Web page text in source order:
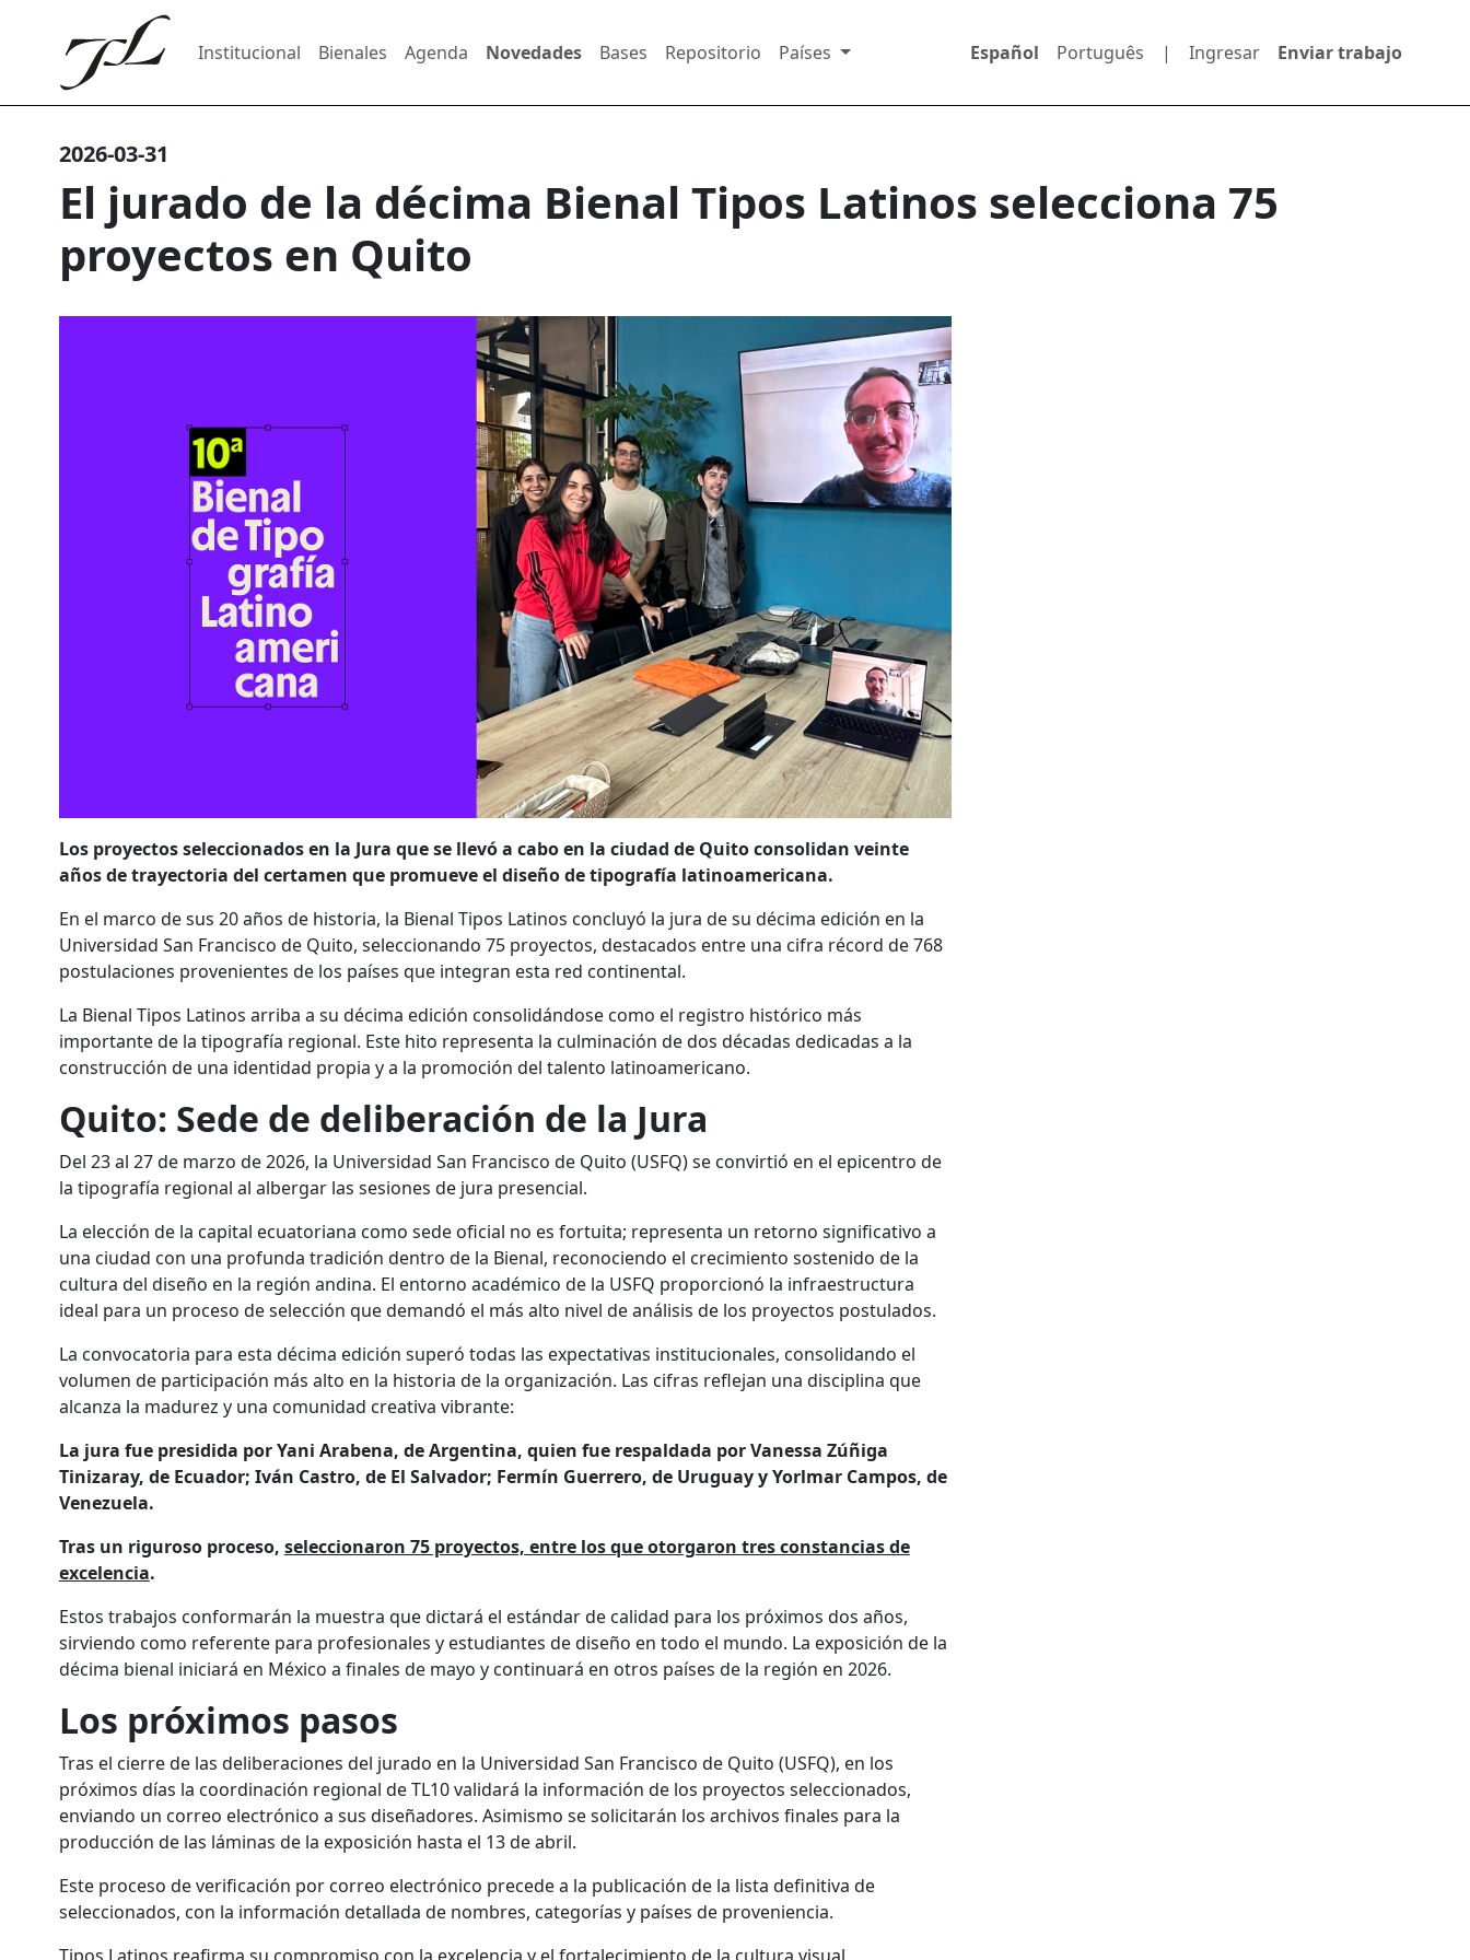
Institucional Bienales Agenda Novedades Bases Repositorio Países Español Português | Ingresar Enviar trabajo
2026-03-31
El jurado de la décima Bienal Tipos Latinos selecciona 75
proyectos en Quito
Los proyectos seleccionados en la Jura que se llevó a cabo en la ciudad de Quito consolidan veinte
años de trayectoria del certamen que promueve el diseño de tipografía latinoamericana.
En el marco de sus 20 años de historia, la Bienal Tipos Latinos concluyó la jura de su décima edición en la
Universidad San Francisco de Quito, seleccionando 75 proyectos, destacados entre una cifra récord de 768
postulaciones provenientes de los países que integran esta red continental.
La Bienal Tipos Latinos arriba a su décima edición consolidándose como el registro histórico más
importante de la tipografía regional. Este hito representa la culminación de dos décadas dedicadas a la
construcción de una identidad propia y a la promoción del talento latinoamericano.
Quito: Sede de deliberación de la Jura
Del 23 al 27 de marzo de 2026, la Universidad San Francisco de Quito (USFQ) se convirtió en el epicentro de
la tipografía regional al albergar las sesiones de jura presencial.
La elección de la capital ecuatoriana como sede oficial no es fortuita; representa un retorno significativo a
una ciudad con una profunda tradición dentro de la Bienal, reconociendo el crecimiento sostenido de la
cultura del diseño en la región andina. El entorno académico de la USFQ proporcionó la infraestructura
ideal para un proceso de selección que demandó el más alto nivel de análisis de los proyectos postulados.
La convocatoria para esta décima edición superó todas las expectativas institucionales, consolidando el
volumen de participación más alto en la historia de la organización. Las cifras reflejan una disciplina que
alcanza la madurez y una comunidad creativa vibrante:
La jura fue presidida por Yani Arabena, de Argentina, quien fue respaldada por Vanessa Zúñiga
Tinizaray, de Ecuador; Iván Castro, de El Salvador; Fermín Guerrero, de Uruguay y Yorlmar Campos, de
Venezuela.
Tras un riguroso proceso, seleccionaron 75 proyectos, entre los que otorgaron tres constancias de
excelencia.
Estos trabajos conformarán la muestra que dictará el estándar de calidad para los próximos dos años,
sirviendo como referente para profesionales y estudiantes de diseño en todo el mundo. La exposición de la
décima bienal iniciará en México a finales de mayo y continuará en otros países de la región en 2026.
Los próximos pasos
Tras el cierre de las deliberaciones del jurado en la Universidad San Francisco de Quito (USFQ), en los
próximos días la coordinación regional de TL10 validará la información de los proyectos seleccionados,
enviando un correo electrónico a sus diseñadores. Asimismo se solicitarán los archivos finales para la
producción de las láminas de la exposición hasta el 13 de abril.
Este proceso de verificación por correo electrónico precede a la publicación de la lista definitiva de
seleccionados, con la información detallada de nombres, categorías y países de proveniencia.